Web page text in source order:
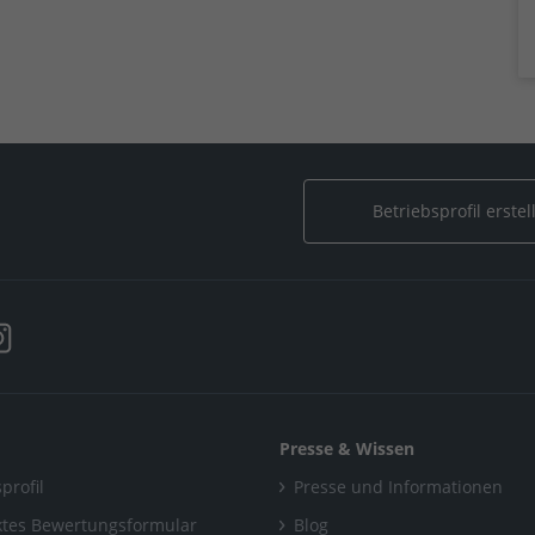
Betriebsprofil
Bewertungsformular
Presse & Wissen
Presse und Informationen
Blog